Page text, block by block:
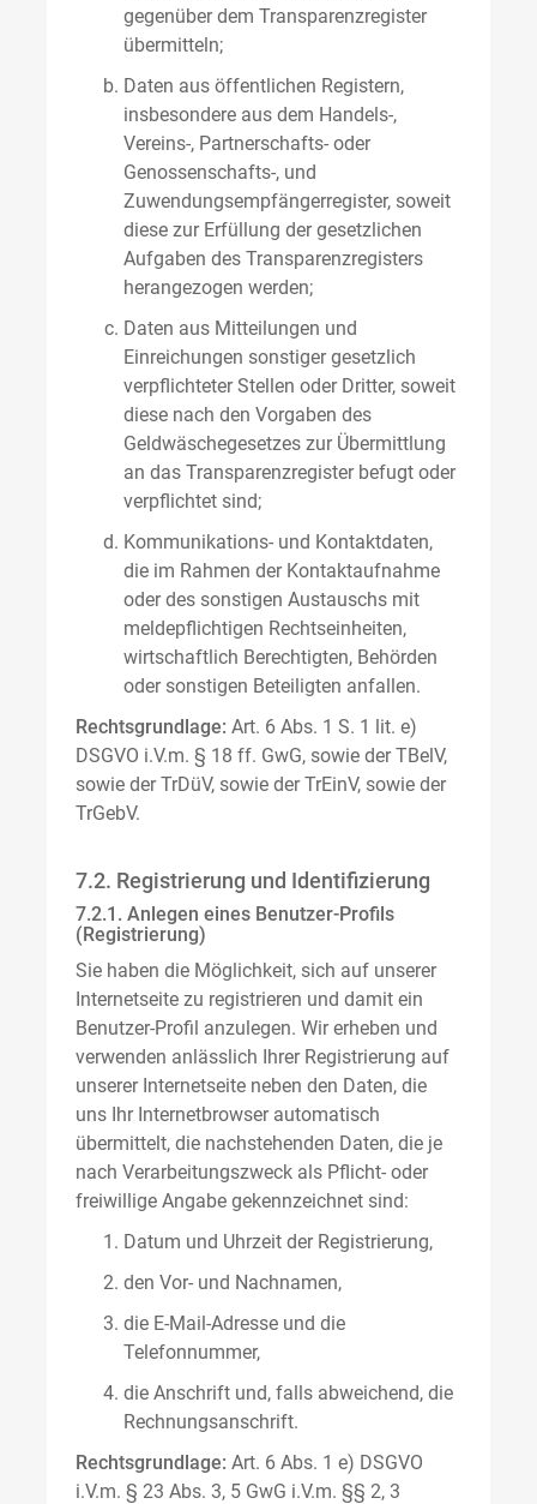
gegenüber dem Transparenzregister
übermitteln;
Daten aus öffentlichen Registern,
insbesondere aus dem Handels-,
Vereins-, Partnerschafts- oder
Genossenschafts-, und
Zuwendungsempfängerregister, soweit
diese zur Erfüllung der gesetzlichen
Aufgaben des Transparenzregisters
herangezogen werden;
Daten aus Mitteilungen und
Einreichungen sonstiger gesetzlich
verpflichteter Stellen oder Dritter, soweit
diese nach den Vorgaben des
Geldwäschegesetzes zur Übermittlung
an das Transparenzregister befugt oder
verpflichtet sind;
Kommunikations- und Kontaktdaten,
die im Rahmen der Kontaktaufnahme
oder des sonstigen Austauschs mit
meldepflichtigen Rechtseinheiten,
wirtschaftlich Berechtigten, Behörden
oder sonstigen Beteiligten anfallen.
Rechtsgrundlage: Art. 6 Abs. 1 S. 1 lit. e)
DSGVO i.V.m. § 18 ff. GwG, sowie der TBelV,
sowie der TrDüV, sowie der TrEinV, sowie der
TrGebV.
7.2. Registrierung und Identifizierung
7.2.1. Anlegen eines Benutzer-Profils
(Registrierung)
Sie haben die Möglichkeit, sich auf unserer
Internetseite zu registrieren und damit ein
Benutzer-Profil anzulegen. Wir erheben und
verwenden anlässlich Ihrer Registrierung auf
unserer Internetseite neben den Daten, die
uns Ihr Internetbrowser automatisch
übermittelt, die nachstehenden Daten, die je
nach Verarbeitungszweck als Pflicht- oder
freiwillige Angabe gekennzeichnet sind:
Datum und Uhrzeit der Registrierung,
den Vor- und Nachnamen,
die E-Mail-Adresse und die
Telefonnummer,
die Anschrift und, falls abweichend, die
Rechnungsanschrift.
Rechtsgrundlage: Art. 6 Abs. 1 e) DSGVO
i.V.m. § 23 Abs. 3, 5 GwG i.V.m. §§ 2, 3